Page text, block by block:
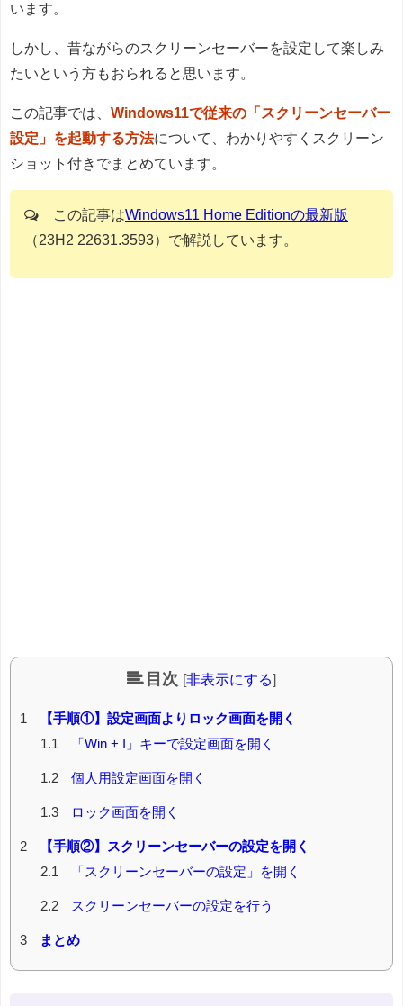
います。
しかし、昔ながらのスクリーンセーバーを設定して楽しみ
たいという方もおられると思います。
この記事では、 Windows11で従来の「スクリーンセーバー
設定」を起動する方法について、わかりやすくスクリーン
ショット付きでまとめています。
この記事はWindows11 Home Editionの最新版
（23H2 22631.3593）で解説しています。
目次 [非表示にする]
1
【手順①】設定画面よりロック画面を開く
1.1
「Win + I」キーで設定画面を開く
1.2 個人用設定画面を開く
1.3 ロック画面を開く
2
【手順②】スクリーンセーバーの設定を開く
2.1
「スクリーンセーバーの設定」を開く
2.2 スクリーンセーバーの設定を行う
3 まとめ